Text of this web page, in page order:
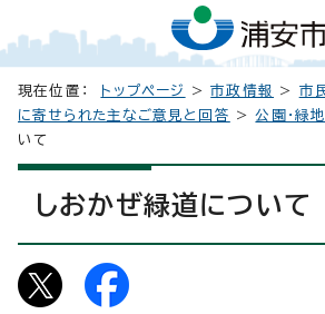
現在位置： トップページ >市政情報 > 市
に寄せられた主なご意見と回答
>公園・緑地
いて
しおかぜ緑道について